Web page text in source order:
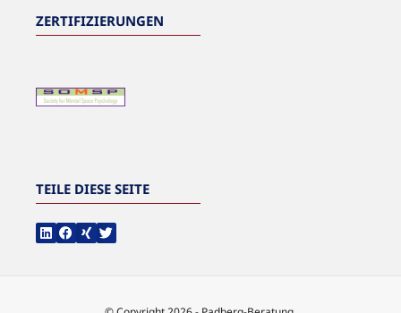
ZERTIFIZIERUNGEN
TEILE DIESE SEITE